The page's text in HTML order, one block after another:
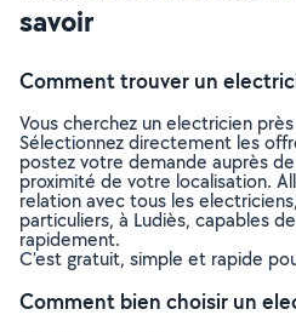
savoir
Comment trouver un
Vous cherchez un electricien
Sélectionnez directement les
postez votre demande auprès
proximité de votre localisation.
relation avec tous les
particuliers, à Ludiès, capables
rapidement.
C’est gratuit, simple et rapide
Comment bien choisir un